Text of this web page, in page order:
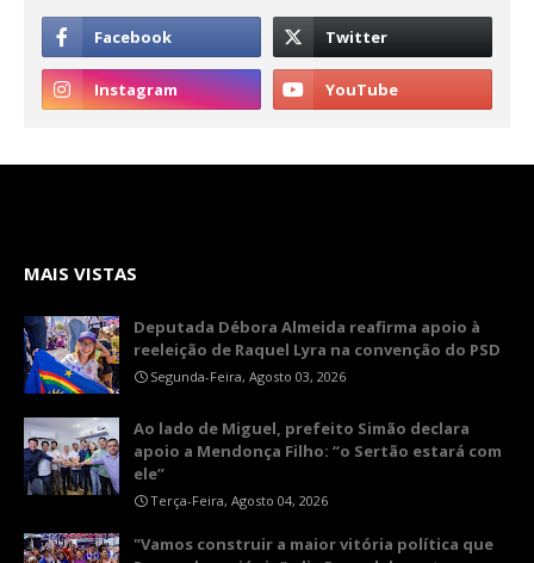
MAIS VISTAS
Deputada Débora Almeida reafirma apoio à
reeleição de Raquel Lyra na convenção do PSD
Segunda-Feira, Agosto 03, 2026
Ao lado de Miguel, prefeito Simão declara
apoio a Mendonça Filho: “o Sertão estará com
ele”
Terça-Feira, Agosto 04, 2026
"Vamos construir a maior vitória política que